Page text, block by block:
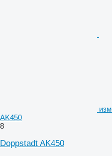
AK450
8
Doppstadt AK450